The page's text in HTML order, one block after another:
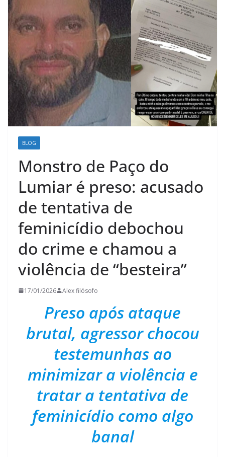
BLOG
Monstro de Paço do
Lumiar é preso: acusado
de tentativa de
feminicídio debochou
do crime e chamou a
violência de “besteira”
17/01/2026 Alex filósofo
Preso após ataque
brutal, agressor chocou
testemunhas ao
minimizar a violência e
tratar a tentativa de
feminicídio como algo
banal